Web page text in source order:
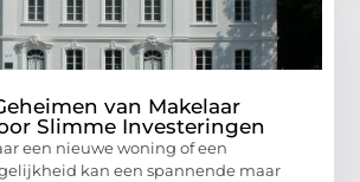
van Makelaar
Slimme Investeringen
een nieuwe woning of een
kan een spannende maar